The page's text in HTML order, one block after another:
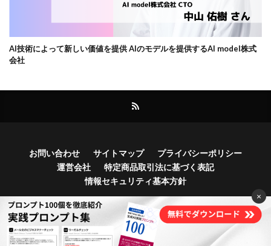
AI技術によって新しい価値を提供 AIのモデルを提供するAI model株式
会社
お問い合わせ サイトマップ
プライバシーポリシー
運営会社
特定商品取引法に基づく表記
情報セキュリティ基本方針
Copyright© Bocek, Inc.
×